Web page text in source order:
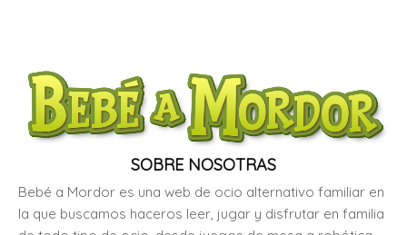
SOBRE NOSOTRAS
Bebé a Mordor es una web de ocio alternativo familiar en
la que buscamos haceros leer, jugar y disfrutar en familia